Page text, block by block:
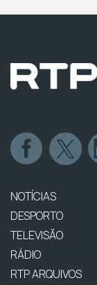
NOTÍCIAS
DESPORTO
TELEVISÃO
RÁDIO
RTP ARQUIVOS